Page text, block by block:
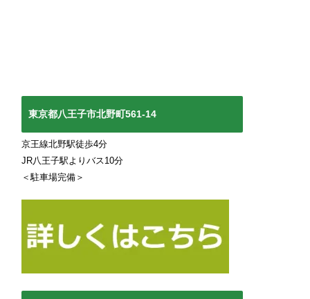
東京都八王子市北野町561-14
京王線北野駅徒歩4分
JR八王子駅よりバス10分
＜駐車場完備＞